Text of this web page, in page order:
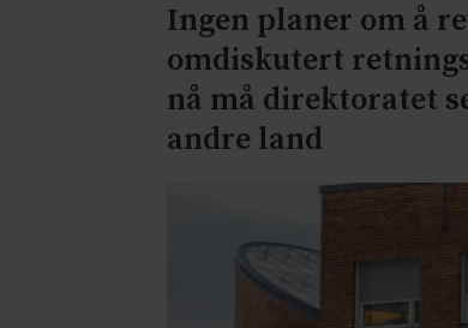
Ingen planer om å
omdiskutert
nå må direktoratet
andre land